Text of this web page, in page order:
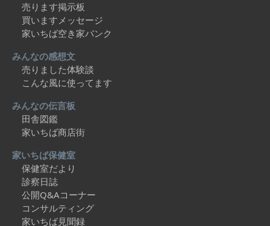
売ります掲示板
買いますメッセージ
家いちば空き家バンク
みんなの感想文
売りました体験談
こんな風に使ってます
みんなの伝言板
田舎図鑑
家いちば商店街
家いちば保健室
保健室だより
診察日誌
公開Q&Aコーナー
コンサルティング
家いちば見聞録